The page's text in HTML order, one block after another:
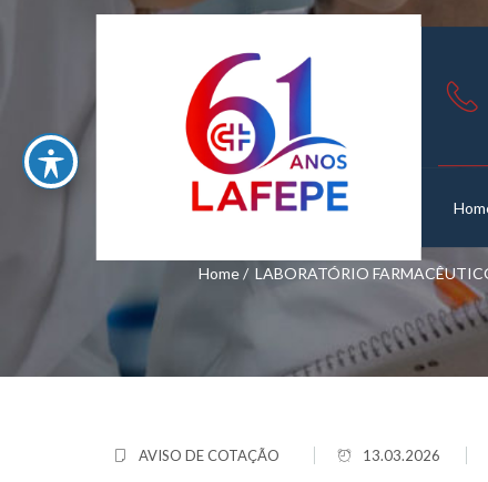
Home/ LABORATÓRIO
AVISO DE COTAÇÃO 13.03.2026